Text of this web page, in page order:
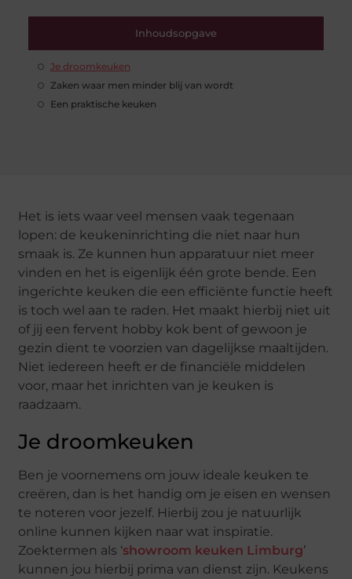
Inhoudsopgave
Je droomkeuken
Zaken waar men minder blij van wordt
Een praktische keuken
Het is iets waar veel mensen vaak tegenaan
lopen: de keukeninrichting die niet naar hun
smaak is. Ze kunnen hun apparatuur niet meer
vinden en het is eigenlijk één grote bende. Een
ingerichte keuken die een efficiënte functie heeft
is toch wel aan te raden. Het maakt hierbij niet uit
of jij een fervent hobby kok bent of gewoon je
gezin dient te voorzien van dagelijkse maaltijden.
Niet iedereen heeft er de financiële middelen
voor, maar het inrichten van je keuken is
raadzaam.
Je droomkeuken
Ben je voornemens om jouw ideale keuken te
creëren, dan is het handig om je eisen en wensen
te noteren voor jezelf. Hierbij zou je natuurlijk
online kunnen kijken naar wat inspiratie.
Zoektermen als ‘showroom keuken Limburg’
kunnen jou hierbij prima van dienst zijn. Keukens